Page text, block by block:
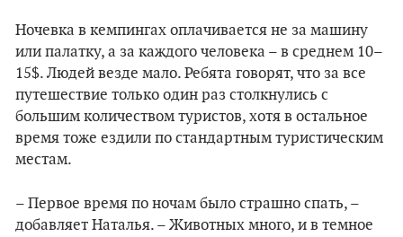
Ночевка в кемпингах оплачивается не за машину
или палатку, а за каждого человека – в среднем 10–
15$. Людей везде мало. Ребята говорят, что за все
путешествие только один раз столкнулись с
большим количеством туристов, хотя в остальное
время тоже ездили по стандартным туристическим
местам.
– Первое время по ночам было страшно спать, –
добавляет Наталья. – Животных много, и в темное